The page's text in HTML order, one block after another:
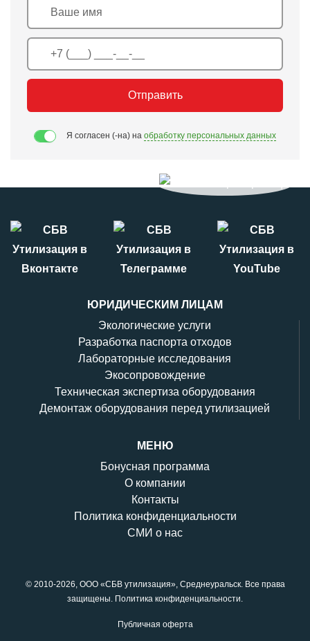
Отправить
Я согласен (-на) на обработку персональных данных
ЮРИДИЧЕСКИМ ЛИЦАМ
Экологические услуги
Разработка паспорта отходов
Лабораторные исследования
Экосопровождение
Техническая экспертиза оборудования
Демонтаж оборудования перед утилизацией
МЕНЮ
Бонусная программа
О компании
Контакты
Политика конфиденциальности
СМИ о нас
© 2010-2026, ООО «СБВ утилизация», Среднеуральск. Все права
защищены. Политика конфиденциальности.
Публичная оферта